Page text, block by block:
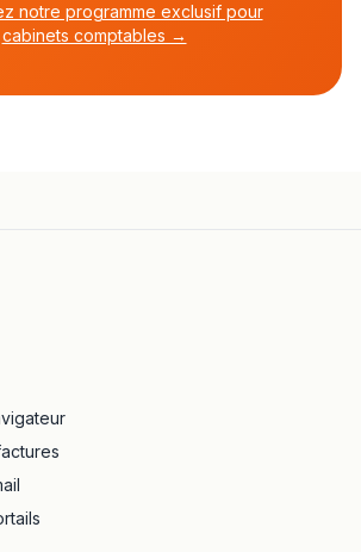
notre programme exclusif pour
cabinets comptables →